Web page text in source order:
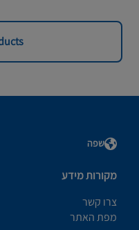
שפה
מקורות מידע
צרו קשר
מפת האתר